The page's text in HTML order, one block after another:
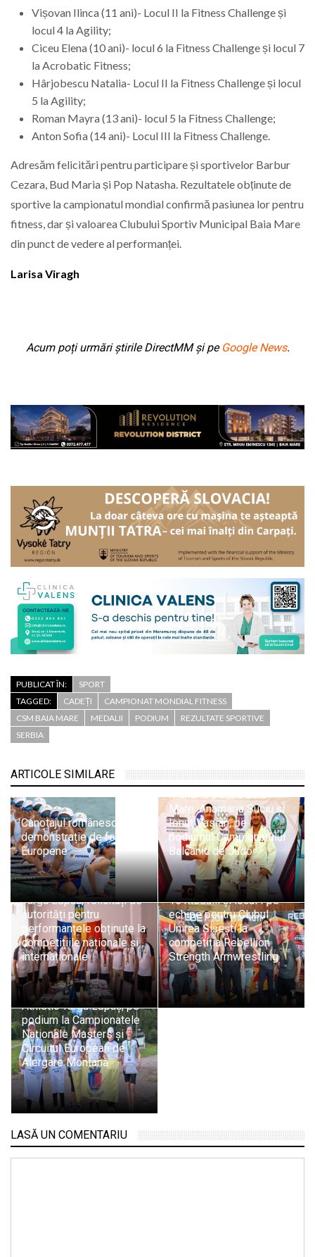
Vișovan Ilinca (11 ani)- Locul II la Fitness Challenge și
locul 4 la Agility;
Ciceu Elena (10 ani)- locul 6 la Fitness Challenge și locul 7
la Acrobatic Fitness;
Hârjobescu Natalia- Locul II la Fitness Challenge și locul
5 la Agility;
Roman Mayra (13 ani)- locul 5 la Fitness Challenge;
Anton Sofia (14 ani)- Locul III la Fitness Challenge.
Adresăm felicitări pentru participare și sportivelor Barbur
Cezara, Bud Maria și Pop Natasha. Rezultatele obținute de
sportive la campionatul mondial confirmă pasiunea lor pentru
fitness, dar și valoarea Clubului Sportiv Municipal Baia Mare
din punct de vedere al performanței.
Larisa Viragh
Acum poți urmări știrile DirectMM și pe Google News.
PUBLICAT ÎN:
SPORT
TAGGED:
CADEȚI
CAMPIONAT MONDIAL FITNESS
CSM BAIA MARE
MEDALII PODIUM
REZULTATE SPORTIVE
SERBIA
ARTICOLE SIMILARE
Canotajul românesc,
demonstrație de forță la
Europene
Mândrie pentru Baia
Mare: Anamaria Suciu și
Ionuț Vasian, pe
podiumul Campionatului
Balcanic de Judo
Sportivii A.C.S. Athletic
Târgu Lăpuș, felicitați de
autorități pentru
performanțele obținute la
competițiile naționale și
internaționale
15 medalii și locul I pe
echipe pentru Clubul
Unirea Șișești la
competiția Rebellion
Strength Armwrestling
Sportivii de la ACS
Athletic Târgu Lăpuș, pe
podium la Campionatele
Naționale Masters și
Circuitul European de
Alergare Montană
LASĂ UN COMENTARIU